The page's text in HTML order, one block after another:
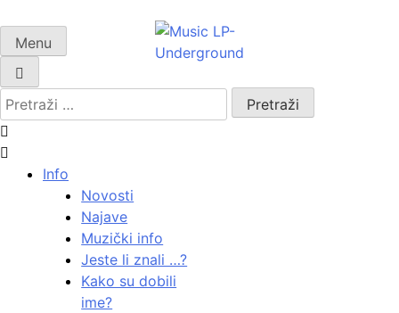
to
content
samo muzika i …..
Menu
Pretraži:
Info
Novosti
Najave
Muzički info
Jeste li znali …?
Kako su dobili
ime?